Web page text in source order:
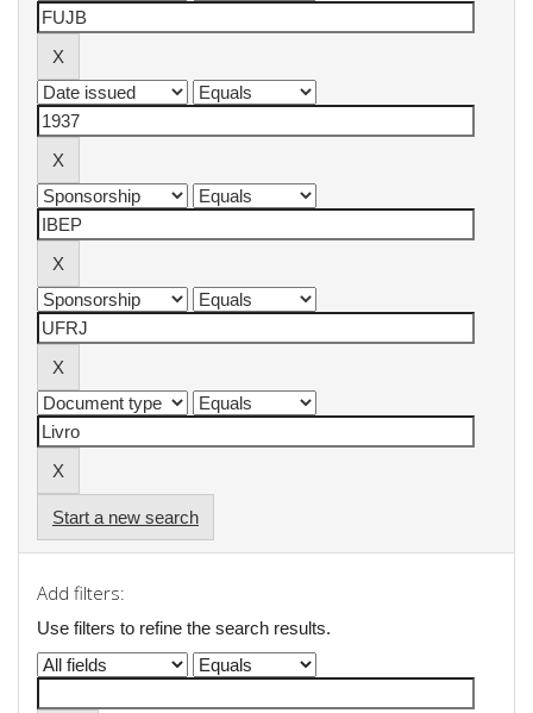
Start a new search
Add filters:
Use filters to refine the search results.